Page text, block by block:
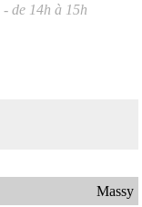
- de 14h à 15h
Massy